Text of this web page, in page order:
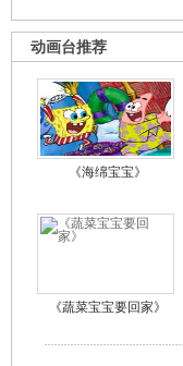
动画台推荐
《海绵宝宝》
《蔬菜宝宝要回家》